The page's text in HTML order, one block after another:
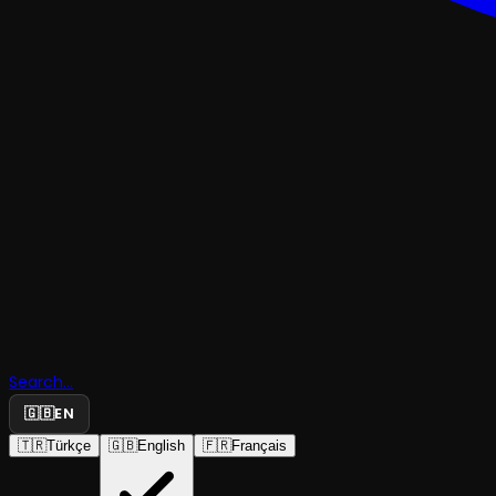
Search...
🇬🇧EN
🇹🇷Türkçe 🇬🇧English 🇫🇷Français
Atölyesi